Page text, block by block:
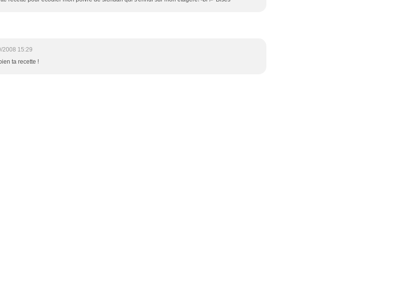
2008 15:29
ta recette !